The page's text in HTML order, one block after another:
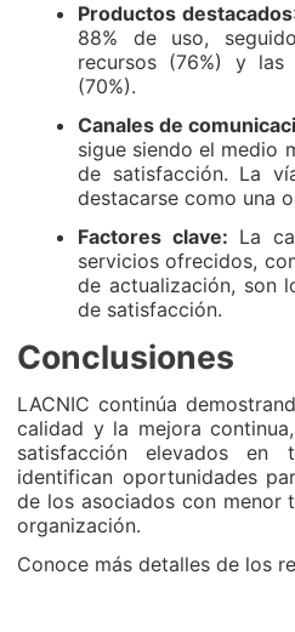
Productos destacados
88% de uso,
recursos (76%) y las
(70%).
Canales de
sigue siendo el medio
de satisfacción. La
destacarse como una
Factores clave: La
servicios ofrecidos,
de actualización, son
de satisfacción.
Conclusiones
LACNIC continúa
calidad y la mejora
satisfacción elevados en
identifican oportunidades
de los asociados con menor
organización.
Conoce más detalles de los